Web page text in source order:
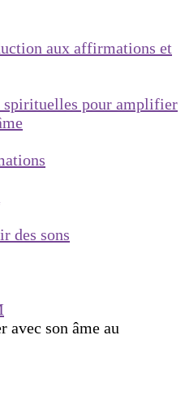
aux affirmations et
spirituelles pour amplifier
des sons
son âme au